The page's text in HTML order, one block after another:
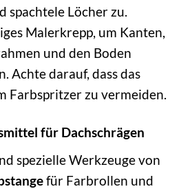
spachtele Löcher zu.
Malerkrepp, um Kanten,
und den Boden
Achte darauf, dass das
Farbspritzer zu vermeiden.
für Dachschrägen
spezielle Werkzeuge von
für Farbrollen und